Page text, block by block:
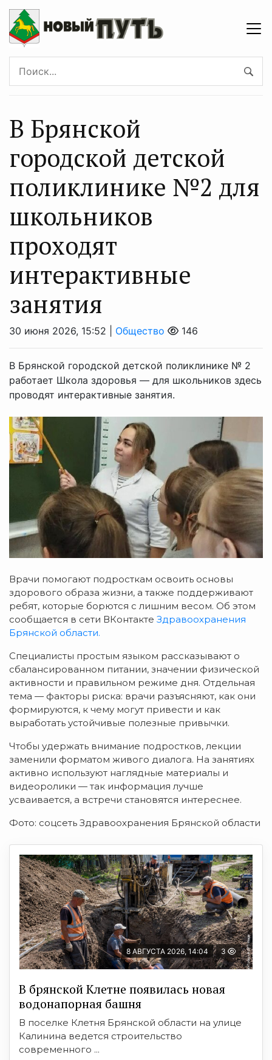
В Брянской
городской детской
поликлинике №2 для
школьников
проходят
интерактивные
занятия
30 июня 2026, 15:52 | Общество 146
В Брянской городской детской поликлинике № 2
работает Школа здоровья — для школьников здесь
проводят интерактивные занятия.
Врачи помогают подросткам освоить основы
здорового образа жизни, а также поддерживают
ребят, которые борются с лишним весом. Об этом
сообщается в сети ВКонтакте Здравоохранения
Брянской области.
Специалисты простым языком рассказывают о
сбалансированном питании, значении физической
активности и правильном режиме дня. Отдельная
тема — факторы риска: врачи разъясняют, как они
формируются, к чему могут привести и как
выработать устойчивые полезные привычки.
Чтобы удержать внимание подростков, лекции
заменили форматом живого диалога. На занятиях
активно используют наглядные материалы и
видеоролики — так информация лучше
усваивается, а встречи становятся интереснее.
Фото: соцсеть Здравоохранения Брянской области
8 АВГУСТА 2026, 14:04 3
В брянской Клетне появилась новая
водонапорная башня
В поселке Клетня Брянской области на улице
Калинина ведется строительство
современного ...